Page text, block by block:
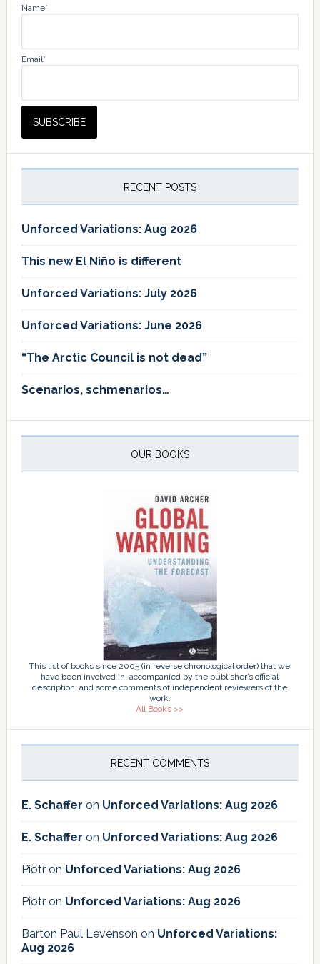
Name*
Email*
RECENT POSTS
Unforced Variations: Aug 2026
This new El Niño is different
Unforced Variations: July 2026
Unforced Variations: June 2026
“The Arctic Council is not dead”
Scenarios, schmenarios…
OUR BOOKS
This list of books since 2005 (in reverse chronological order) that we
have been involved in, accompanied by the publisher’s official
description, and some comments of independent reviewers of the
work.
All Books >>
RECENT COMMENTS
E. Schaffer on Unforced Variations: Aug 2026
E. Schaffer on Unforced Variations: Aug 2026
Piotron Unforced Variations: Aug 2026
Piotron Unforced Variations: Aug 2026
Barton Paul Levenson on Unforced Variations:
Aug 2026